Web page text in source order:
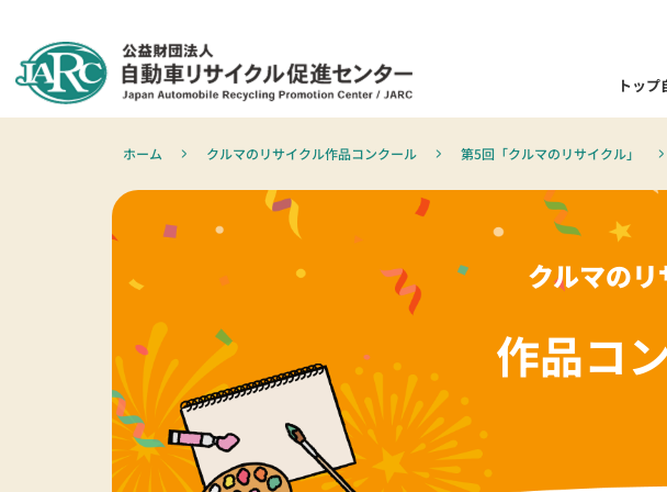
トップ
ホーム クルマのリサイクル作品コンクール 第5回「クルマのリサイクル」
クルマの
作品コ